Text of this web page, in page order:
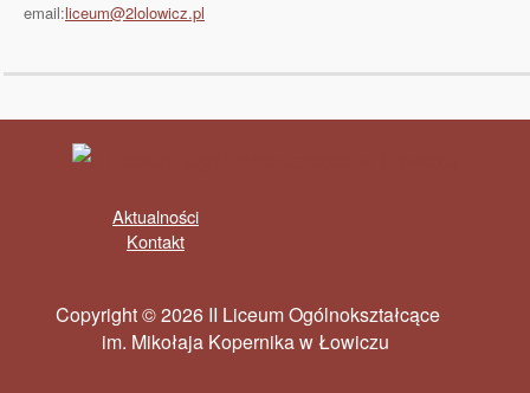
email:liceum@2lolowicz.pl
Aktualności
Kontakt
Copyright © 2026 II Liceum Ogólnokształcące
im. Mikołaja Kopernika w Łowiczu